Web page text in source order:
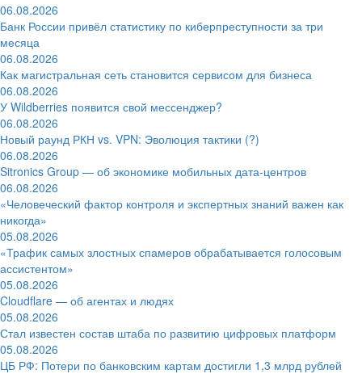
06.08.2026
Банк России привёл статистику по киберпреступности за три
месяца
06.08.2026
Как магистральная сеть становится сервисом для бизнеса
06.08.2026
У Wildberries появится свой мессенджер?
06.08.2026
Новый раунд РКН vs. VPN: Эволюция тактики (?)
06.08.2026
Sitronics Group — об экономике мобильных дата-центров
06.08.2026
«Человеческий фактор контроля и экспертных знаний важен как
никогда»
05.08.2026
«Трафик самых злостных спамеров обрабатывается голосовым
ассистентом»
05.08.2026
Cloudflare — об агентах и людях
05.08.2026
Стал известен состав штаба по развитию цифровых платформ
05.08.2026
ЦБ РФ: Потери по банковским картам достигли 1,3 млрд рублей